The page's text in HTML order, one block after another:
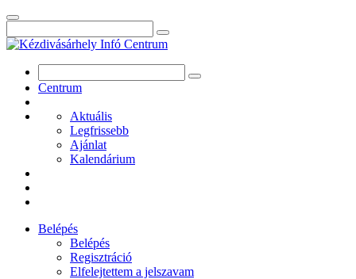
Centrum
Aktuális
Legfrissebb
Ajánlat
Kalendárium
Belépés
Belépés
Regisztráció
Elfelejtettem a jelszavam